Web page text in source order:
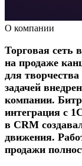
О компании
Торговая сеть
на продаже
для
задачей
компании.
интеграция с
в CRM
движения.
продажи